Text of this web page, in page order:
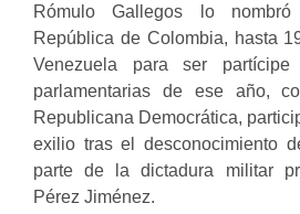
Rómulo Gallegos lo
República de Colombia, hasta
Venezuela para ser
parlamentarias de ese año,
Republicana Democrática,
exilio tras el desconocimiento
parte de la dictadura militar
Pérez Jiménez.